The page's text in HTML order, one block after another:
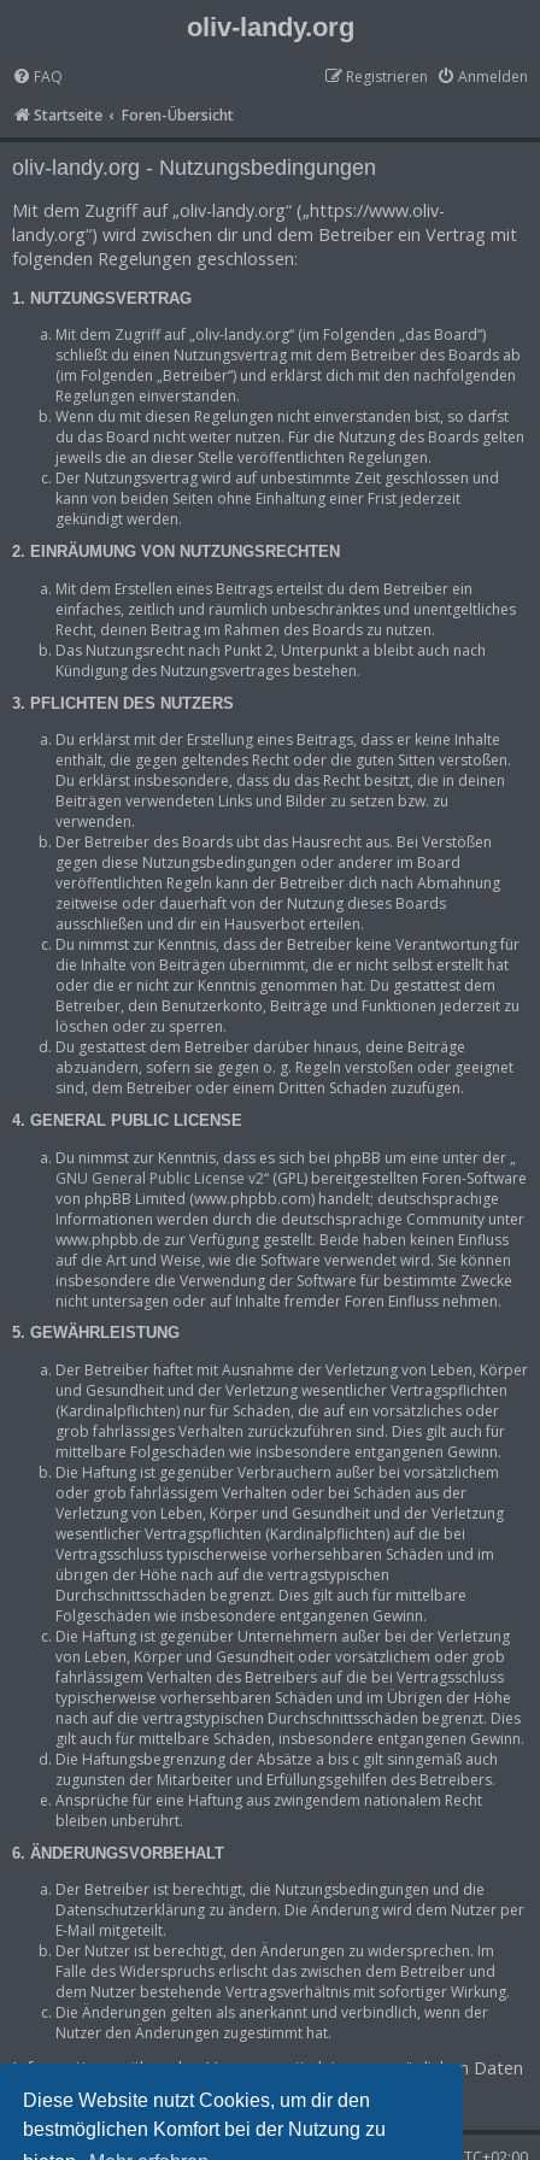
Diese Website nutzt Cookies, um dir den
bestmöglichen Komfort bei der Nutzung zu
oliv-landy.org
FAQ Anmelden
Registrieren
Startseite
Foren-Übersicht
oliv-landy.org - Nutzungsbedingungen
Mit dem Zugriff auf „oliv-landy.org“ („https://www.oliv-
landy.org“) wird zwischen dir und dem Betreiber ein Vertrag mit
folgenden Regelungen geschlossen:
1. NUTZUNGSVERTRAG
Mit dem Zugriff auf „oliv-landy.org“ (im Folgenden „das Board“)
schließt du einen Nutzungsvertrag mit dem Betreiber des Boards ab
(im Folgenden „Betreiber“) und erklärst dich mit den nachfolgenden
Regelungen einverstanden.
Wenn du mit diesen Regelungen nicht einverstanden bist, so darfst
du das Board nicht weiter nutzen. Für die Nutzung des Boards gelten
jeweils die an dieser Stelle veröffentlichten Regelungen.
Der Nutzungsvertrag wird auf unbestimmte Zeit geschlossen und
kann von beiden Seiten ohne Einhaltung einer Frist jederzeit
gekündigt werden.
2. EINRÄUMUNG VON NUTZUNGSRECHTEN
Mit dem Erstellen eines Beitrags erteilst du dem Betreiber ein
einfaches, zeitlich und räumlich unbeschränktes und unentgeltliches
Recht, deinen Beitrag im Rahmen des Boards zu nutzen.
Das Nutzungsrecht nach Punkt 2, Unterpunkt a bleibt auch nach
Kündigung des Nutzungsvertrages bestehen.
3. PFLICHTEN DES NUTZERS
Du erklärst mit der Erstellung eines Beitrags, dass er keine Inhalte
enthält, die gegen geltendes Recht oder die guten Sitten verstoßen.
Du erklärst insbesondere, dass du das Recht besitzt, die in deinen
Beiträgen verwendeten Links und Bilder zu setzen bzw. zu
verwenden.
Der Betreiber des Boards übt das Hausrecht aus. Bei Verstößen
gegen diese Nutzungsbedingungen oder anderer im Board
veröffentlichten Regeln kann der Betreiber dich nach Abmahnung
zeitweise oder dauerhaft von der Nutzung dieses Boards
ausschließen und dir ein Hausverbot erteilen.
Du nimmst zur Kenntnis, dass der Betreiber keine Verantwortung für
die Inhalte von Beiträgen übernimmt, die er nicht selbst erstellt hat
oder die er nicht zur Kenntnis genommen hat. Du gestattest dem
Betreiber, dein Benutzerkonto, Beiträge und Funktionen jederzeit zu
löschen oder zu sperren.
Du gestattest dem Betreiber darüber hinaus, deine Beiträge
abzuändern, sofern sie gegen o. g. Regeln verstoßen oder geeignet
sind, dem Betreiber oder einem Dritten Schaden zuzufügen.
4. GENERAL PUBLIC LICENSE
Du nimmst zur Kenntnis, dass es sich bei phpBB um eine unter der „
GNU General Public License v2“ (GPL) bereitgestellten Foren-Software
von phpBB Limited (www.phpbb.com) handelt; deutschsprachige
Informationen werden durch die deutschsprachige Community unter
www.phpbb.de zur Verfügung gestellt. Beide haben keinen Einfluss
auf die Art und Weise, wie die Software verwendet wird. Sie können
insbesondere die Verwendung der Software für bestimmte Zwecke
nicht untersagen oder auf Inhalte fremder Foren Einfluss nehmen.
5. GEWÄHRLEISTUNG
Der Betreiber haftet mit Ausnahme der Verletzung von Leben, Körper
und Gesundheit und der Verletzung wesentlicher Vertragspflichten
(Kardinalpflichten) nur für Schäden, die auf ein vorsätzliches oder
grob fahrlässiges Verhalten zurückzuführen sind. Dies gilt auch für
mittelbare Folgeschäden wie insbesondere entgangenen Gewinn.
Die Haftung ist gegenüber Verbrauchern außer bei vorsätzlichem
oder grob fahrlässigem Verhalten oder bei Schäden aus der
Verletzung von Leben, Körper und Gesundheit und der Verletzung
wesentlicher Vertragspflichten (Kardinalpflichten) auf die bei
Vertragsschluss typischerweise vorhersehbaren Schäden und im
übrigen der Höhe nach auf die vertragstypischen
Durchschnittsschäden begrenzt. Dies gilt auch für mittelbare
Folgeschäden wie insbesondere entgangenen Gewinn.
Die Haftung ist gegenüber Unternehmern außer bei der Verletzung
von Leben, Körper und Gesundheit oder vorsätzlichem oder grob
fahrlässigem Verhalten des Betreibers auf die bei Vertragsschluss
typischerweise vorhersehbaren Schäden und im Übrigen der Höhe
nach auf die vertragstypischen Durchschnittsschäden begrenzt. Dies
gilt auch für mittelbare Schäden, insbesondere entgangenen Gewinn.
Die Haftungsbegrenzung der Absätze a bis c gilt sinngemäß auch
zugunsten der Mitarbeiter und Erfüllungsgehilfen des Betreibers.
Ansprüche für eine Haftung aus zwingendem nationalem Recht
bleiben unberührt.
6. ÄNDERUNGSVORBEHALT
Der Betreiber ist berechtigt, die Nutzungsbedingungen und die
Datenschutzerklärung zu ändern. Die Änderung wird dem Nutzer per
E-Mail mitgeteilt.
Der Nutzer ist berechtigt, den Änderungen zu widersprechen. Im
Falle des Widerspruchs erlischt das zwischen dem Betreiber und
dem Nutzer bestehende Vertragsverhältnis mit sofortiger Wirkung.
Die Änderungen gelten als anerkannt und verbindlich, wenn der
Nutzer den Änderungen zugestimmt hat.
Informationen über den Umgang mit deinen persönlichen Daten
sind in der Datenschutzerklärung enthalten.